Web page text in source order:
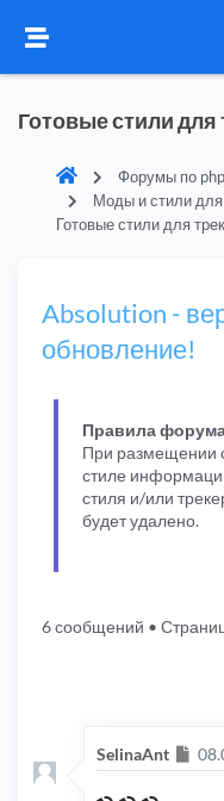
Готовые стили для
Форумы по
Моды и стили для
Готовые стили для
Absolution -
обновление!
Правила
При размещении
стиле
стиля и/или
будет удалено.
6 сообщений •
SelinaAnt